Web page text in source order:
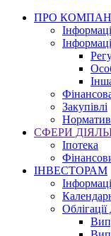
ПРО
Закупівлі
СФЕРИ
Іпотека
ІНВЕСТОРАМ